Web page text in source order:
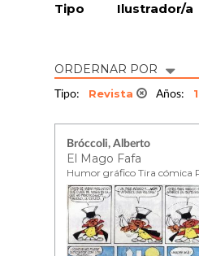
Tipo Ilustrador/a
ORDERNAR POR
Tipo: Revista Años:
Bróccoli, Alberto
El Mago Fafa
Humor gráfico Tira cómica